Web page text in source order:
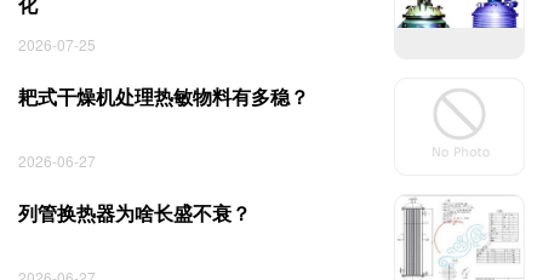
2026-07-25
耙式干燥机处理热敏物料有多稳？
2026-06-27
列管换热器为啥长盛不衰？